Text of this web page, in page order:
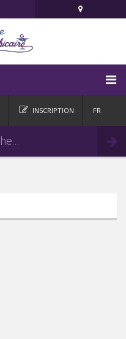
INSCRIPTION FR